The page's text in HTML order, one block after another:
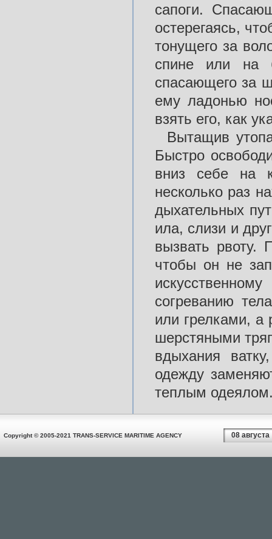
сапоги.
остерегаясь,
тонущего за
спине или на
спасающего за
ему ладонью
взять его, как
Вытащив
Быстро
вниз себе на
несколько раз
дыхательных
ила, слизи и
вызвать рвоту.
чтобы он не
согреванию
или грелками, а
шерстяными
вдыхания
одежду
теплым
Copyright © 2005-2021 TRANS-SERVICE MARITIME AGENCY 08 августа